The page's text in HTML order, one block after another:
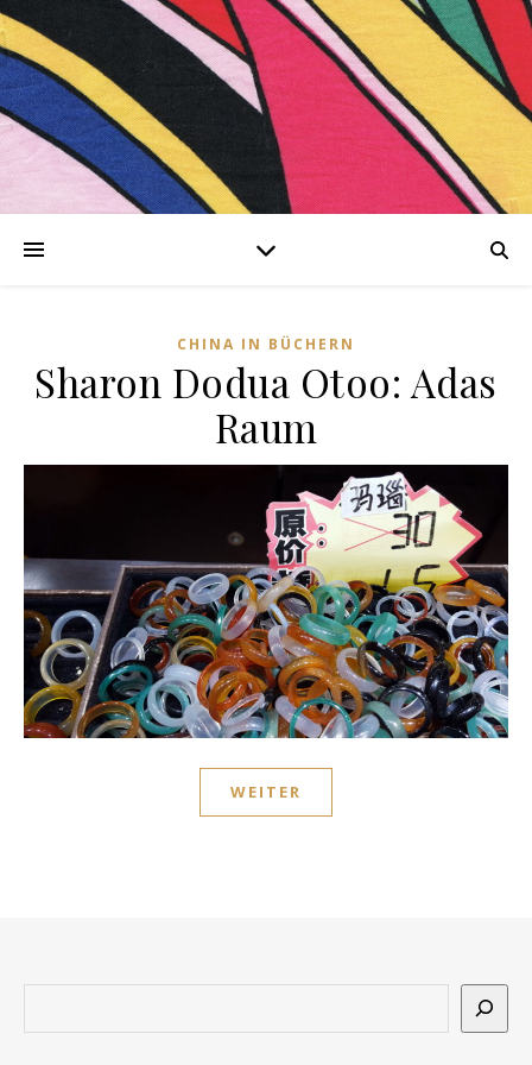
CHINA IN BÜCHERN
Sharon Dodua Otoo: Adas
Raum
WEITER
Suchen